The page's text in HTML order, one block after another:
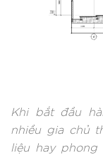
Khi bắt đầu
nhiều gia chủ
liệu hay